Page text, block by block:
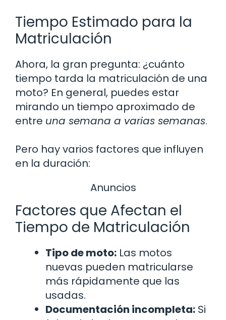
Tiempo Estimado para la
Matriculación
Ahora, la gran pregunta: ¿cuánto
tiempo tarda la matriculación de una
moto? En general, puedes estar
mirando un tiempo aproximado de
entre una semana a varias semanas.
Pero hay varios factores que influyen
en la duración:
Anuncios
Factores que Afectan el
Tiempo de Matriculación
Tipo de moto: Las motos
nuevas pueden matricularse
más rápidamente que las
usadas.
Documentación incompleta: Si